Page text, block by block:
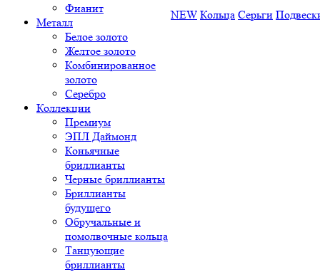
Фианит
Металл
Белое золото
Желтое золото
Комбинированное
золото
Серебро
Коллекции
Премиум
ЭПЛ Даймонд
Коньячные
бриллианты
Черные бриллианты
Бриллианты
будущего
Обручальные и
помолвочные кольца
Танцующие
бриллианты
NEW Кольца Серьги